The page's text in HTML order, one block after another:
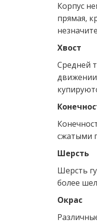
Корпус
прямая,
Хвост
Средней
движении
сжатыми
Шерсть
Шерсть
более
Окрас